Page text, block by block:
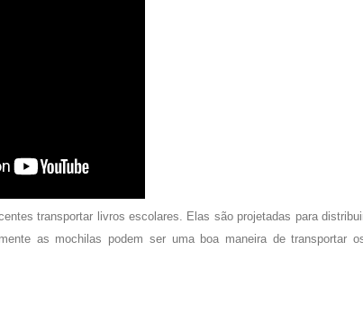
transportar livros escolares. Elas são projetadas para
as mochilas podem ser uma boa maneira de transportar